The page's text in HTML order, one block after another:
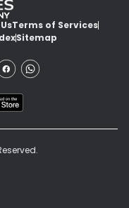
Terms of Services
Sitemap